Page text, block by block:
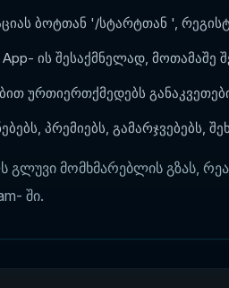
ბოტთან '/სტარტთან ',
ის შესაქმნელად, მოთამაშე
ურთიერთქმედებს
პრემიებს, გამარჯვებებს,
მომხმარებლის გზას,
ში.